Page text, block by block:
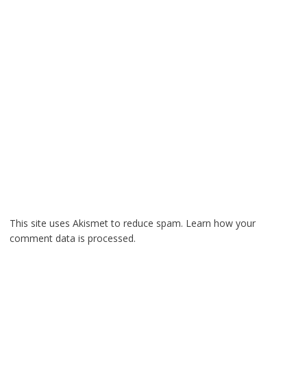
This site uses Akismet to reduce spam. Learn how your
comment data is processed.